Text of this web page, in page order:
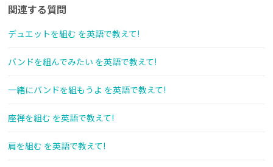
関連する質問
デュエットを組む を英語で教えて!
バンドを組んでみたい を英語で教えて!
一緒にバンドを組もうよ を英語で教えて!
座禅を組む を英語で教えて!
肩を組む を英語で教えて!